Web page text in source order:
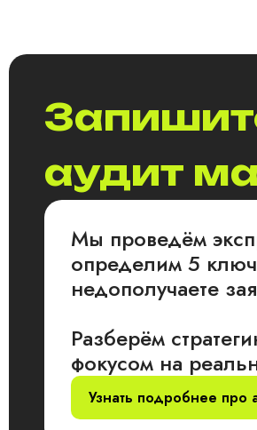
аудит
Мы проведём
определим 5
недополучаете
Разберём
фокусом на
Узнать подробнее про